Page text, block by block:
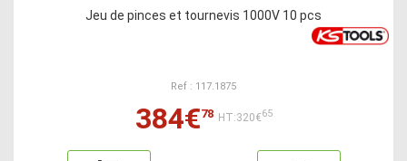
Jeu de pinces et tournevis 1000V 10 pcs
Ref : 117.1875
384€78 HT:320€65